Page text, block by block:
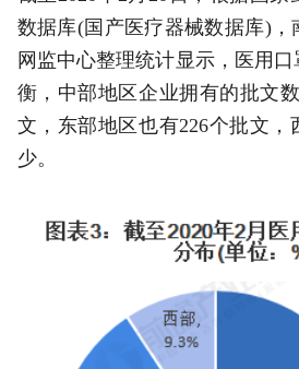
数据库(国产医疗器械数据库)，
网监中心整理统计显示，医用
衡，中部地区企业拥有的批文
文，东部地区也有226个批文，
少。